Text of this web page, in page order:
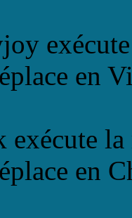
en
exécute
en